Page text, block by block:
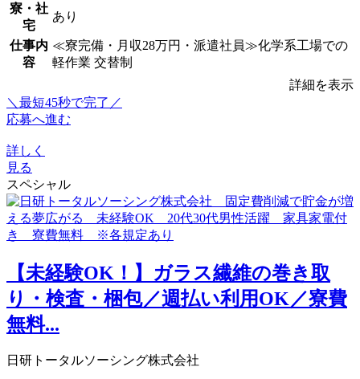
寮・社
宅
あり
仕事内
容
≪寮完備・月収28万円・派遣社員≫化学系工場での
軽作業 交替制
詳細を表示
＼最短45秒で完了／
応募へ進む
詳しく
見る
スペシャル
【未経験OK！】ガラス繊維の巻き取
り・検査・梱包／週払い利用OK／寮費
無料...
日研トータルソーシング株式会社